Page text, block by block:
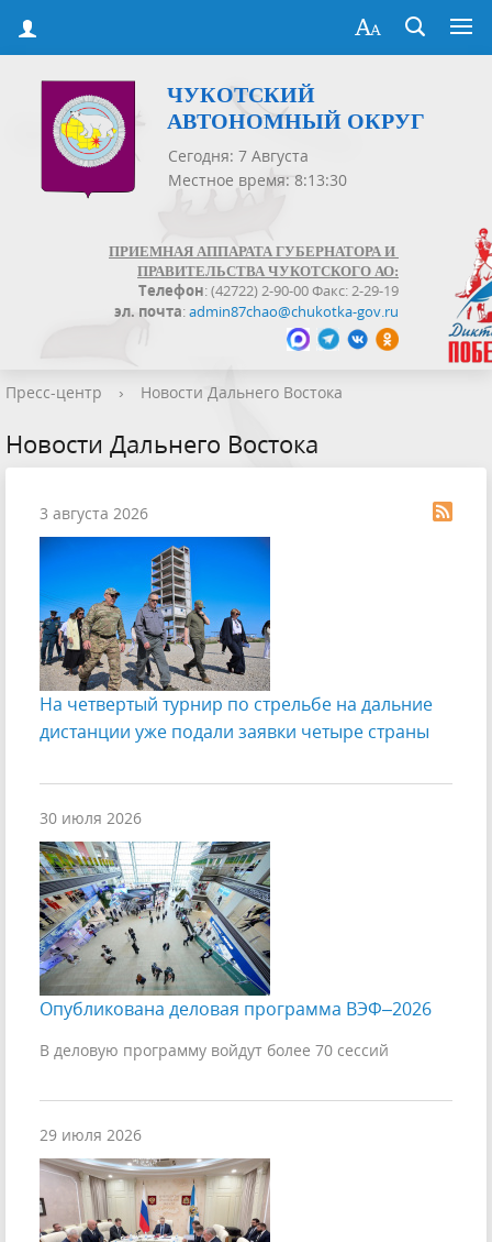
ЧУКОТСКИЙ
АВТОНОМНЫЙ ОКРУГ
Сегодня: 7 Августа
Местное время: 8:13:31
ПРИЕМНАЯ АППАРАТА ГУБЕРНАТОРА И
ПРАВИТЕЛЬСТВА ЧУКОТСКОГО АО:
Телефон: (42722) 2-90-00 Факс: 2-29-19
эл. почта:admin87chao@chukotka-gov.ru
Пресс-центр › Новости Дальнего Востока
Новости Дальнего Востока
3 августа 2026
На четвертый турнир по стрельбе на дальние
дистанции уже подали заявки четыре страны
30 июля 2026
Опубликована деловая программа ВЭФ–2026
В деловую программу войдут более 70 сессий
29 июля 2026